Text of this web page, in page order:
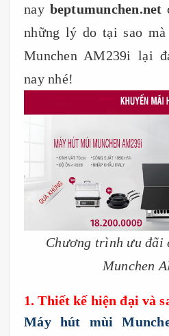
nay beptumunchen.net
những lý do tại sao
Munchen AM239i lại
nay nhé!
Chương trình ưu đãi
Munchen
1. Thiết kế hiện đại và
Máy hút mùi